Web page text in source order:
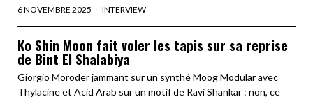
6 NOVEMBRE 2025 INTERVIEW
Ko Shin Moon fait voler les tapis sur sa reprise
de Bint El Shalabiya
Giorgio Moroder jammant sur un synthé Moog Modular avec
Thylacine et Acid Arab sur un motif de Ravi Shankar : non, ce